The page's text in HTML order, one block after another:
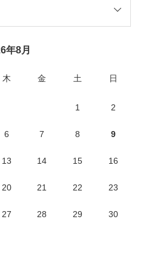
年8月
木 金 土 日
1 2
6 7 8 9
13 14 15 16
20 21 22 23
27 28 29 30